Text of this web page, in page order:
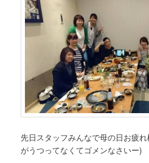
先日スタッフみんなで母の日お疲
がうつってなくてゴメンなさいー)